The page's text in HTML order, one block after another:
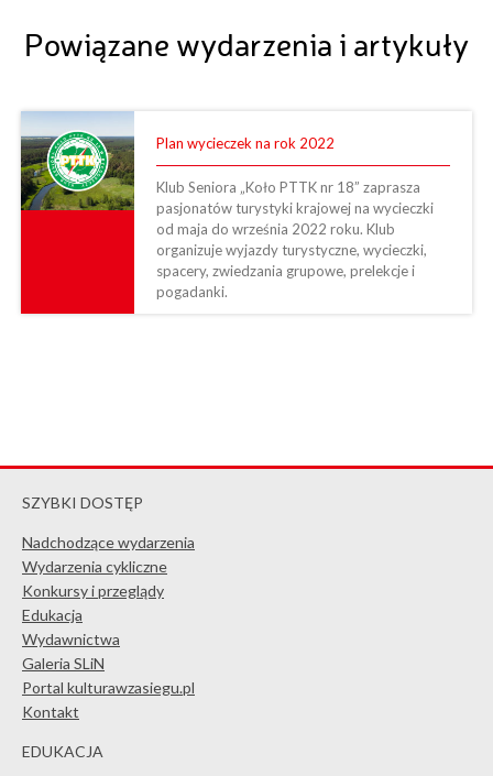
Powiązane wydarzenia i artykuły
Plan wycieczek na rok 2022
Klub Seniora „Koło PTTK nr 18” zaprasza
pasjonatów turystyki krajowej na wycieczki
od maja do września 2022 roku. Klub
organizuje wyjazdy turystyczne, wycieczki,
spacery, zwiedzania grupowe, prelekcje i
pogadanki.
SZYBKI DOSTĘP
Nadchodzące wydarzenia
Wydarzenia cykliczne
Konkursy i przeglądy
Edukacja
Wydawnictwa
Galeria SLiN
Portal kulturawzasiegu.pl
Kontakt
EDUKACJA